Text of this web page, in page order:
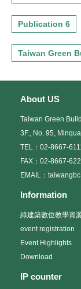
Publication 6
Taiwan Green
About US
Taiwan Green
3F., No. 95,
TEL：02-8667-
FAX：02-8667-
EMAIL：
Information
綠建築數位教學資
event registration
Event Highlights
Download
IP counter